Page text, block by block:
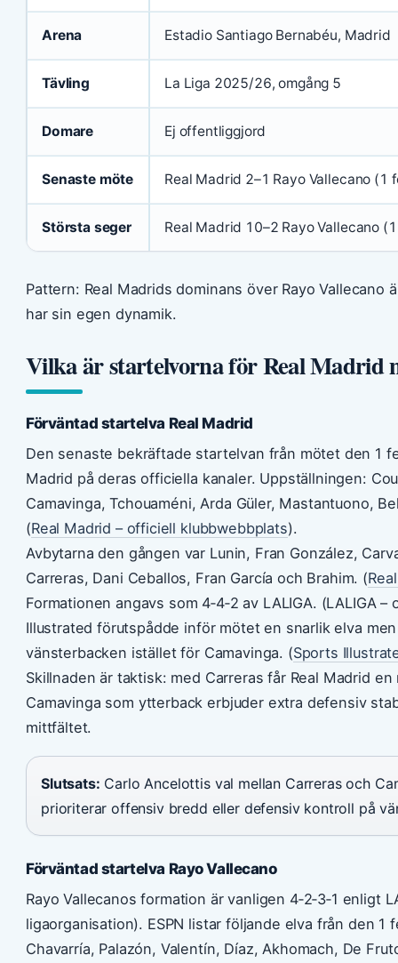
Arena Estadio Santiago Bernabéu, Madrid
Tävling La Liga 2025/26, omgång 5
Domare Ej offentliggjord
Senaste möte Real Madrid 2–1 Rayo Vallecano (1
Största seger Real Madrid 10–2 Rayo Vallecano
Pattern: Real Madrids dominans över Rayo
har sin egen dynamik.
Vilka är startelvorna för Real Madrid
Förväntad startelva Real Madrid
Den senaste bekräftade startelvan från mötet den 1
Madrid på deras officiella kanaler. Uppställningen:
Camavinga, Tchouaméni, Arda Güler, Mastantuono,
(Real Madrid – officiell klubbwebbplats).
Avbytarna den gången var Lunin, Fran González,
Carreras, Dani Ceballos, Fran García och Brahim. (
Formationen angavs som 4‑4‑2 av LALIGA. (LALIGA
Illustrated förutspådde inför mötet en snarlik elva
vänsterbacken istället för Camavinga. (Sports
Skillnaden är taktisk: med Carreras får Real Madrid
Camavinga som ytterback erbjuder extra defensiv
mittfältet.
Slutsats: Carlo Ancelottis val mellan Carreras och
prioriterar offensiv bredd eller defensiv kontroll på
Förväntad startelva Rayo Vallecano
Rayo Vallecanos formation är vanligen 4‑2‑3‑1 enligt
ligaorganisation). ESPN listar följande elva från den 1
Chavarría, Palazón, Valentín, Díaz, Akhomach, De